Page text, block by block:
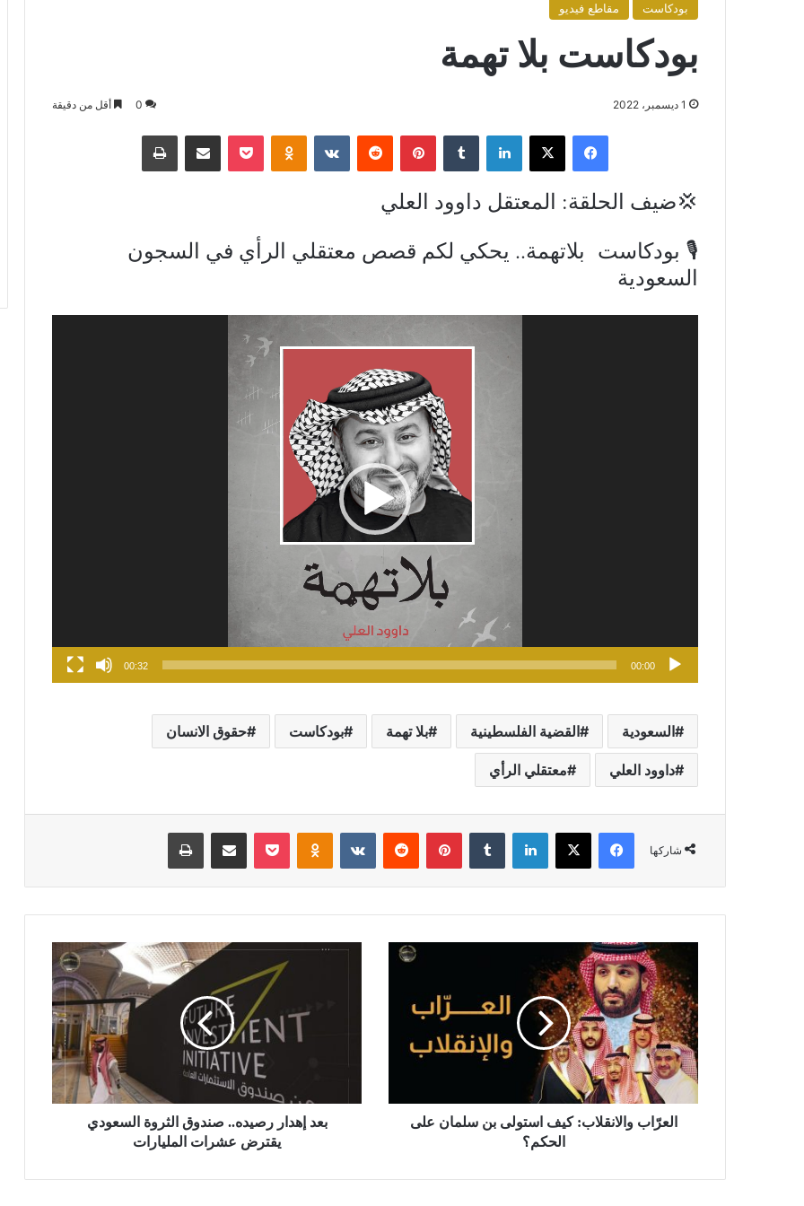
بودكاست مقاطع فيديو
بودكاست بلا تهمة
1 ديسمبر، 2022 0 أقل من دقيقة
فيسبوك X لينكدإن بينتيريست Odnoklassniki
بوكيت مشاركة عبر البريد طباعة
💢ضيف الحلقة: المعتقل داوود العلي
🎙 بودكاست بلاتهمة.. يحكي لكم قصص معتقلي الرأي في السجون
السعودية
00:00
00:32
السعودية القضية الفلسطينية بلا تهمة بودكاست حقوق الانسان
داوود العلي معتقلي الرأي
شاركها
فيسبوك X لينكدإن بينتيريست Odnoklassniki
بوكيت مشاركة عبر البريد طباعة
العرّاب والانقلاب: كيف استولى بن سلمان على
الحكم؟
بعد إهدار رصيده.. صندوق الثروة السعودي
يقترض عشرات المليارات